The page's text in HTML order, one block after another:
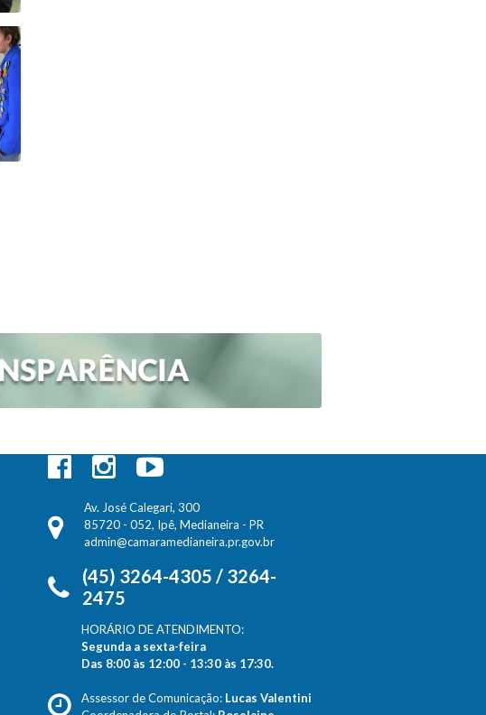
Av. José Calegari, 300
85720 - 052, Ipê, Medianeira - PR
admin@camaramedianeira.pr.gov.br
(45) 3264-4305 / 3264-
2475
HORÁRIO DE ATENDIMENTO:
Segunda a sexta-feira
Das 8:00 às 12:00 - 13:30 às 17:30.
Assessor de Comunicação: Lucas Valentini